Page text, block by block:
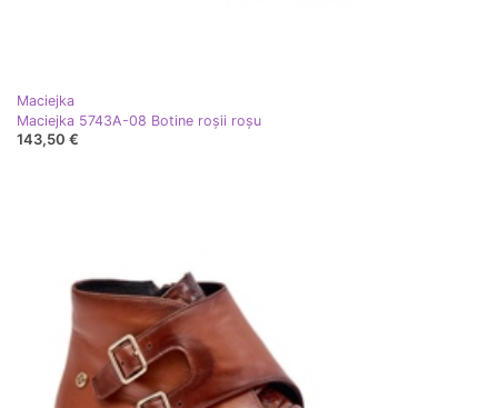
Maciejka
Maciejka 5743A-08 Botine roșii roşu
143,50 €